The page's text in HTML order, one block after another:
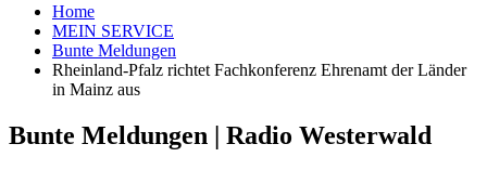
Home
MEIN SERVICE
Bunte Meldungen
Rheinland-Pfalz richtet Fachkonferenz Ehrenamt der Länder
in Mainz aus
Bunte Meldungen | Radio Westerwald